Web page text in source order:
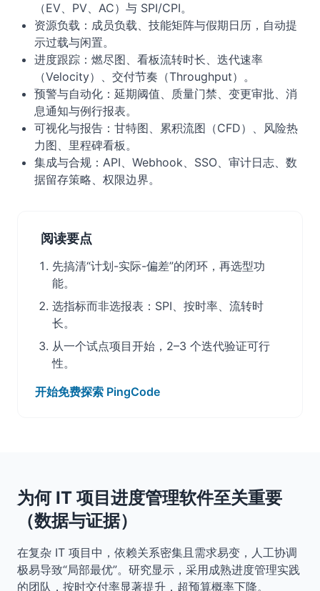
（EV、PV、AC）与 SPI/CPI。
资源负载：成员负载、技能矩阵与假期日历，自动提
示过载与闲置。
进度跟踪：燃尽图、看板流转时长、迭代速率
（Velocity）、交付节奏（Throughput）。
预警与自动化：延期阈值、质量门禁、变更审批、消
息通知与例行报表。
可视化与报告：甘特图、累积流图（CFD）、风险热
力图、里程碑看板。
集成与合规：API、Webhook、SSO、审计日志、数
据留存策略、权限边界。
阅读要点
先搞清“计划-实际-偏差”的闭环，再选型功
能。
选指标而非选报表：SPI、按时率、流转时
长。
从一个试点项目开始，2–3 个迭代验证可行
性。
开始免费探索 PingCode
为何 IT 项目进度管理软件至关重要
（数据与证据）
在复杂 IT 项目中，依赖关系密集且需求易变，人工协调
极易导致“局部最优”。研究显示，采用成熟进度管理实践
的团队，按时交付率显著提升，超预算概率下降。